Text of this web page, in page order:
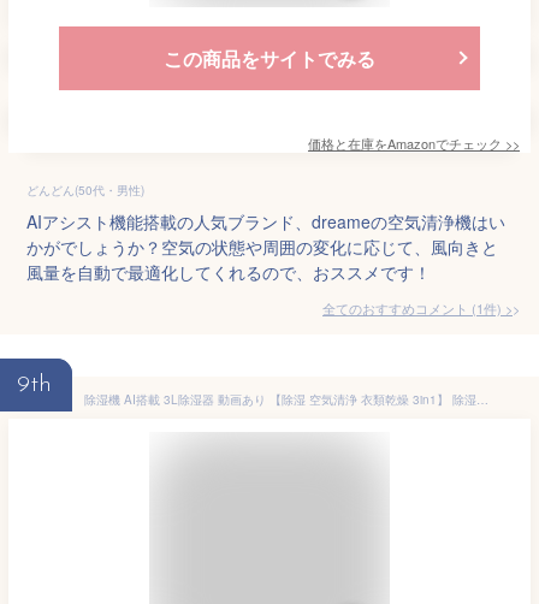
この商品をサイトでみる
価格と在庫をAmazonでチェック >>
どんどん(50代・男性)
AIアシスト機能搭載の人気ブランド、dreameの空気清浄機はい
かがでしょうか？空気の状態や周囲の変化に応じて、風向きと
風量を自動で最適化してくれるので、おススメです！
全てのおすすめコメント (1件) >
9th
除湿機 AI搭載 3L除湿器 動画あり 【除湿 空気清浄 衣類乾燥 3in1】 除湿乾燥機 空気清浄機 1L/日除湿量